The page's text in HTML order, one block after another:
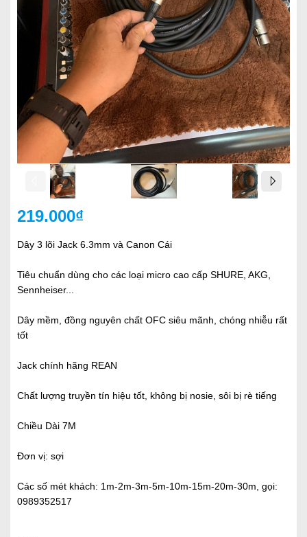
219.000₫
Dây 3 lõi Jack 6.3mm và Canon Cái
Tiêu chuẩn dùng cho các loại micro cao cấp SHURE, AKG,
Sennheiser...
Dây mềm, đồng nguyên chất OFC siêu mãnh, chóng nhiễu rất
tốt
Jack chính hãng REAN
Chất lượng truyền tín hiệu tốt, không bị nosie, sôi bị rè tiếng
Chiều Dài 7M
Đơn vị: sợi
Các số mét khách: 1m-2m-3m-5m-10m-15m-20m-30m, gọi:
0989352517